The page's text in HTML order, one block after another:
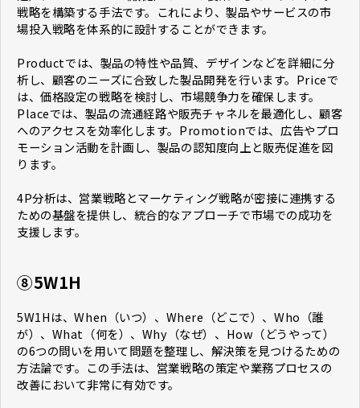
戦略を構築する手法です。これにより、製品やサービスの市
場投入戦略を体系的に設計することができます。
Productでは、製品の特性や品質、デザインなどを詳細に分
析し、顧客のニーズに合致した製品開発を行います。Priceで
は、価格設定の戦略を検討し、市場競争力を確保します。
Placeでは、製品の流通経路や販売チャネルを最適化し、顧客
へのアクセスを効率化します。Promotionでは、広告やプロ
モーション活動を計画し、製品の認知度向上と販売促進を図
ります。
4P分析は、営業戦略とマーケティング戦略が密接に連携する
ための基盤を提供し、統合的なアプローチで市場での成功を
支援します。
⑧5W1H
5W1Hは、When（いつ）、Where（どこで）、Who（誰
が）、What（何を）、Why（なぜ）、How（どうやって）
の6つの問いを用いて問題を整理し、解決策を見つけるための
方法論です。この手法は、営業戦略の策定や業務プロセスの
改善において非常に有効です。